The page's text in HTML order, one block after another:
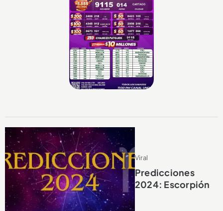
Viral
Predicciones
2024: Escorpión